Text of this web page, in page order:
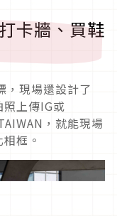
卡牆、買鞋
，現場還設計了
照上傳IG或
，就能現場
框。